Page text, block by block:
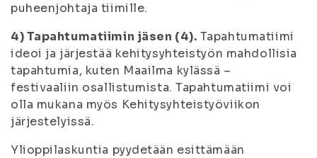
puheenjohtaja tiimille.
4) Tapahtumatiimin jäsen (4). Tapahtumatiimi
ideoi ja järjestää kehitysyhteistyön mahdollisia
tapahtumia, kuten Maailma kylässä –
festivaaliin osallistumista. Tapahtumatiimi voi
olla mukana myös Kehitysyhteistyöviikon
järjestelyissä.
Ylioppilaskuntia pyydetään esittämään